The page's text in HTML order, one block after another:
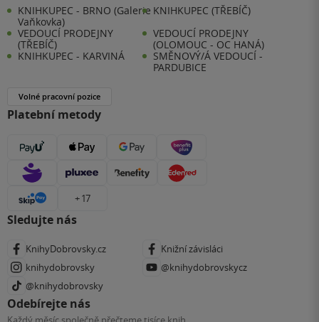
KNIHKUPEC - BRNO (Galerie
Vaňkovka)
KNIHKUPEC (TŘEBÍČ)
VEDOUCÍ PRODEJNY
(TŘEBÍČ)
VEDOUCÍ PRODEJNY
(OLOMOUC - OC HANÁ)
KNIHKUPEC - KARVINÁ
SMĚNOVÝ/Á VEDOUCÍ -
PARDUBICE
Volné pracovní pozice
Platební metody
+ 17
Sledujte nás
KnihyDobrovsky.cz
Knižní závisláci
knihydobrovsky
@knihydobrovskycz
@knihydobrovsky
Odebírejte nás